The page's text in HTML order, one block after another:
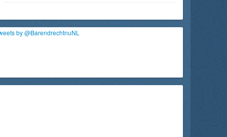
by @BarendrechtnuNL